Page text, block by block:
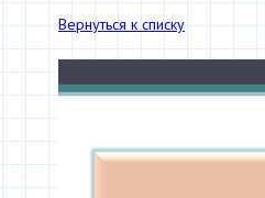
Вернуться к списку